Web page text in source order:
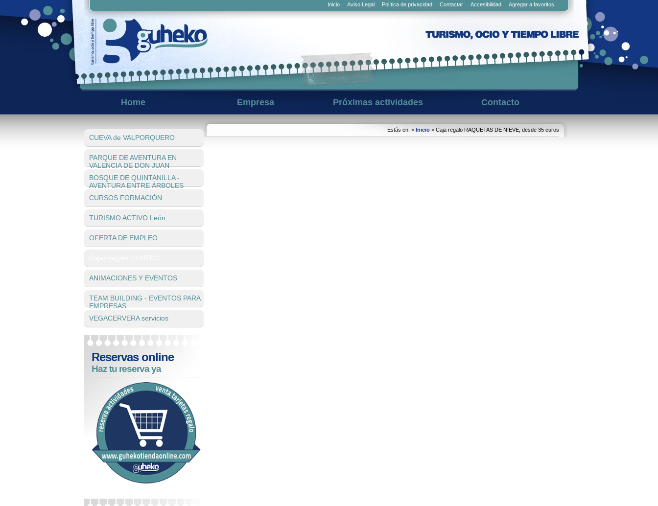
Inicio Aviso Legal Política de privacidad Contactar Accesibilidad Agregar a favoritos
Home Empresa Próximas actividades Contacto
Estás en: > Inicio > Caja regalo RAQUETAS DE NIEVE, desde 35 euros
CUEVA de VALPORQUERO
PARQUE DE AVENTURA EN
VALENCIA DE DON JUAN
BOSQUE DE QUINTANILLA -
AVENTURA ENTRE ÁRBOLES
CURSOS FORMACIÓN
TURISMO ACTIVO León
OFERTA DE EMPLEO
ANIMACIONES Y EVENTOS
TEAM BUILDING - EVENTOS PARA
EMPRESAS
VEGACERVERA servicios
Reservas online
Haz tu reserva ya